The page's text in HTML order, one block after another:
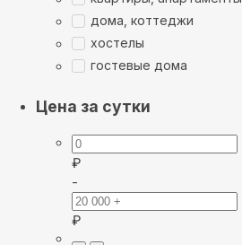
дома, коттеджи
хостелы
гостевые дома
Цена за сутки
₽
-
₽